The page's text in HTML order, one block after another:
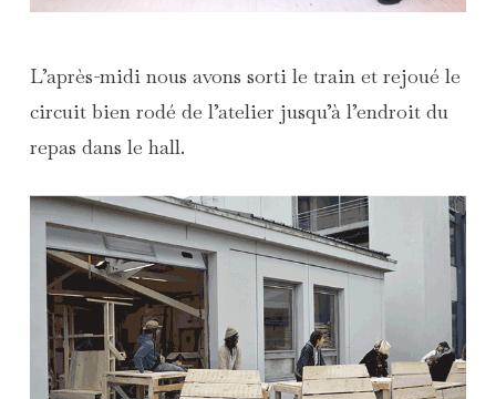
L’après-midi nous avons sorti le train et rejoué le
circuit bien rodé de l’atelier jusqu’à l’endroit du
repas dans le hall.